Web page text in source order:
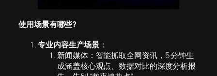
使用场景有哪些?
专业内容生产场景 ：
新闻媒体：智能抓取全网资讯，5 分钟生
成涵盖核心观点、数据对比的深度分析报